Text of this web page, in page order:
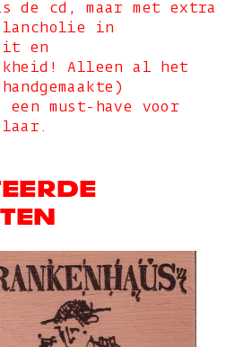
de cd, maar met extra
in
en
Alleen al het
een must-have voor